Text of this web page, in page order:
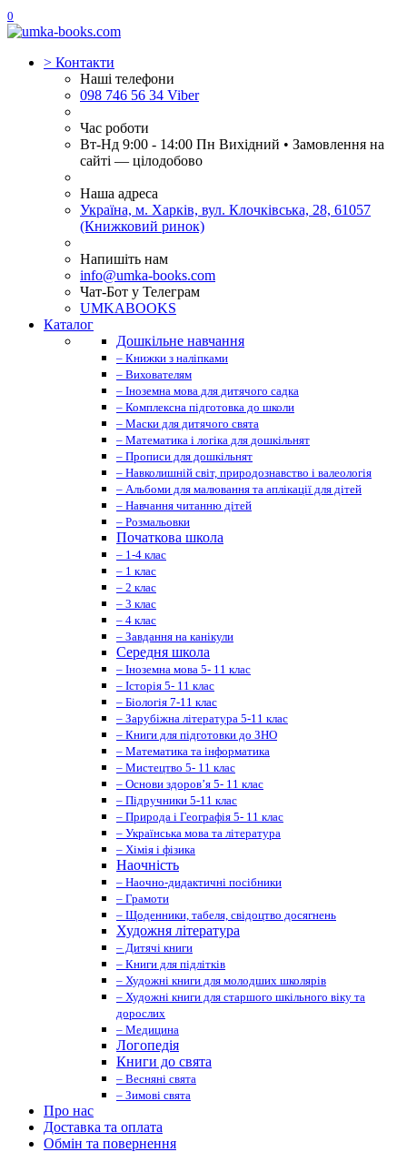
0
> Контакти
Наші телефони
098 746 56 34 Viber
Час роботи
Вт-Нд 9:00 - 14:00 Пн Вихідний • Замовлення на
сайті — цілодобово
Наша адреса
Україна, м. Харків, вул. Клочківська, 28, 61057
(Книжковий ринок)
Напишіть нам
info@umka-books.com
Чат-Бот у Телеграм
UMKABOOKS
Каталог
Дошкільне навчання
– Книжки з наліпками
– Вихователям
– Іноземна мова для дитячого садка
– Комплексна підготовка до школи
– Маски для дитячого свята
– Математика і логіка для дошкільнят
– Прописи для дошкільнят
– Навколишній світ, природознавство і валеологія
– Альбоми для малювання та аплікації для дітей
– Навчання читанню дітей
– Розмальовки
Початкова школа
– 1-4 клас
– 1 клас
– 2 клас
– 3 клас
– 4 клас
– Завдання на канікули
Середня школа
– Іноземна мова 5- 11 клас
– Історія 5- 11 клас
– Біологія 7-11 клас
– Зарубіжна література 5-11 клас
– Книги для підготовки до ЗНО
– Математика та інформатика
– Мистецтво 5- 11 клас
– Основи здоров’я 5- 11 клас
– Підручники 5-11 клас
– Природа і Географія 5- 11 клас
– Українська мова та література
– Хімія і фізика
Наочність
– Наочно-дидактичні посібники
– Грамоти
– Щоденники, табеля, свідоцтво досягнень
Художня література
– Дитячі книги
– Книги для підлітків
– Художні книги для молодших школярів
– Художні книги для старшого шкільного віку та
дорослих
– Медицина
Логопедія
Книги до свята
– Весняні свята
– Зимові свята
Про нас
Доставка та оплата
Обмін та повернення